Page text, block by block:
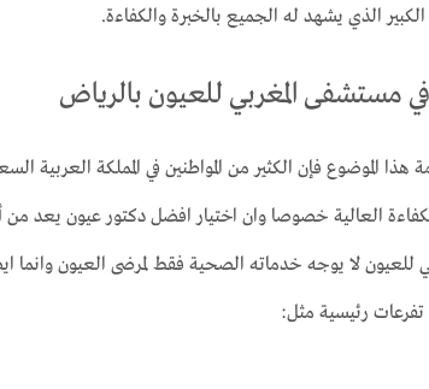
الذي يشهد له الجميع بالخبرة والكفاءة.
مستشفى المغربي للعيون بالرياض
هذا الموضوع فإن الكثير من المواطنين في المملكة العربية
العالية خصوصا وان اختيار افضل دكتور عيون يعد
للعيون لا يوجه خدماته الصحية فقط لمرضى العيون
رئيسية مثل: